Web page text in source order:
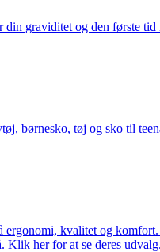
graviditet og den første
børnesko, tøj og sko til
kvalitet og
Klik her for at se deres udvalg.